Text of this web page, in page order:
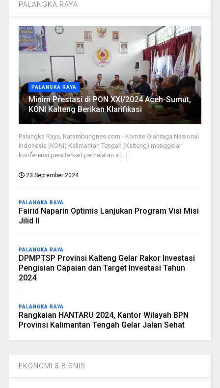
PALANGKA RAYA
PALANGKA RAYA
Minim Prestasi di PON XXI/2024 Aceh-Sumut,
KONI Kalteng Berikan Klarifikasi
Palangka Raya, Katambungnes.com - Komite Olahraga Nasional
Indonesia (KONI) Kalimantan Tengah (Kalteng) menggelar
konferensi pers terkait perhelatan a [...]
23 September 2024
PALANGKA RAYA
Fairid Naparin Optimis Lanjukan Program Visi Misi
Jilid II
PALANGKA RAYA
DPMPTSP Provinsi Kalteng Gelar Rakor Investasi
Pengisian Capaian dan Target Investasi Tahun
2024
PALANGKA RAYA
Rangkaian HANTARU 2024, Kantor Wilayah BPN
Provinsi Kalimantan Tengah Gelar Jalan Sehat
EKONOMI & BISNIS